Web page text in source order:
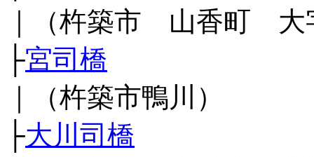
｜（杵築市 山香町 大
├宮司橋
｜（杵築市鴨川）
├大川司橋